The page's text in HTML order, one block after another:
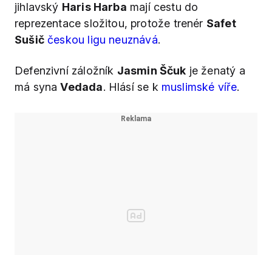
jihlavský Haris Harba mají cestu do
reprezentace složitou, protože trenér Safet
Sušič českou ligu neuznává.
Defenzivní záložník Jasmin Ščuk je ženatý a
má synaVedada. Hlásí se k muslimské víře.